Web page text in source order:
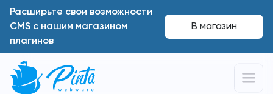
Расширьте свои возможности
CMS с нашим магазином
плагинов
В магазин